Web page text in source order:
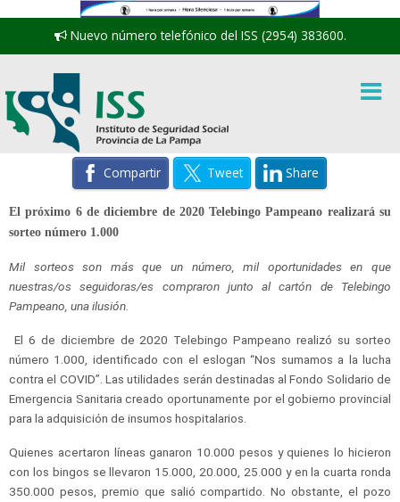
Nuevo número telefónico del ISS (2954) 383600.
Compartir Tweet Share
El próximo 6 de diciembre de 2020 Telebingo Pampeano realizará su
sorteo número 1.000
Mil sorteos son más que un número, mil oportunidades en que
nuestras/os seguidoras/es compraron junto al cartón de Telebingo
Pampeano, una ilusión.
El 6 de diciembre de 2020 Telebingo Pampeano realizó su sorteo
número 1.000, identificado con el eslogan “Nos sumamos a la lucha
contra el COVID”. Las utilidades serán destinadas al Fondo Solidario de
Emergencia Sanitaria creado oportunamente por el gobierno provincial
para la adquisición de insumos hospitalarios.
Quienes acertaron líneas ganaron 10.000 pesos y quienes lo hicieron
con los bingos se llevaron 15.000, 20.000, 25.000 y en la cuarta ronda
350.000 pesos, premio que salió compartido. No obstante, el pozo